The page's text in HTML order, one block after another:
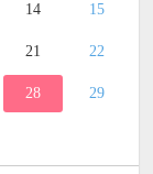
14 15
21 22
28 29